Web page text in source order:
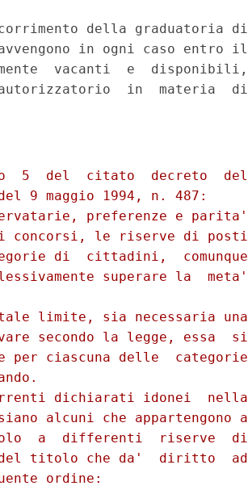
della graduatoria di
in ogni caso entro il
vacanti  e  disponibili,
autorizzatorio  in  materia  di
5  del  citato  decreto  del
9 maggio 1994, n. 487:
preferenze e parita'
concorsi, le riserve di posti
di  cittadini,  comunque
superare la  meta'
limite, sia necessaria una
secondo la legge, essa  si
per ciascuna delle  categorie
dichiarati idonei  nella
alcuni che appartengono a
a  differenti  riserve  di
titolo che da'  diritto  ad
ordine: